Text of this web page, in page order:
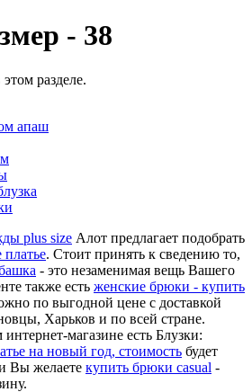
- 38
разделе.
апаш
plus size Алот предлагает подобрать
платье. Стоит принять к сведению то,
- это незаменимая вещь Вашего
также есть женские брюки - купить
по выгодной цене с доставкой
Харьков и по всей стране.
магазине есть Блузки:
на новый год, стоимость будет
Вы желаете купить брюки casual -